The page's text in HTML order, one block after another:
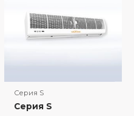
Серия S
Серия S